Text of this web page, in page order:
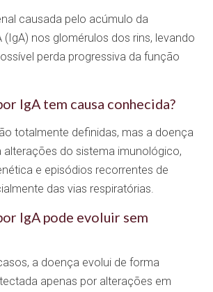
causada pelo acúmulo da
(IgA) nos glomérulos dos rins, levando
perda progressiva da função
IgA tem causa conhecida?
totalmente definidas, mas a doença
alterações do sistema imunológico,
e episódios recorrentes de
das vias respiratórias.
IgA pode evoluir sem
a doença evolui de forma
apenas por alterações em